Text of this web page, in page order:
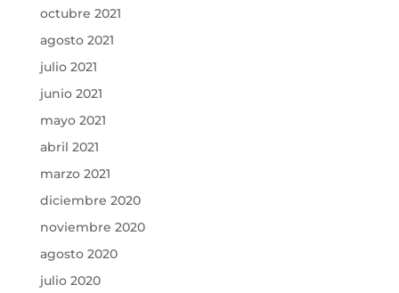
octubre 2021
agosto 2021
julio 2021
junio 2021
mayo 2021
abril 2021
marzo 2021
diciembre 2020
noviembre 2020
agosto 2020
julio 2020